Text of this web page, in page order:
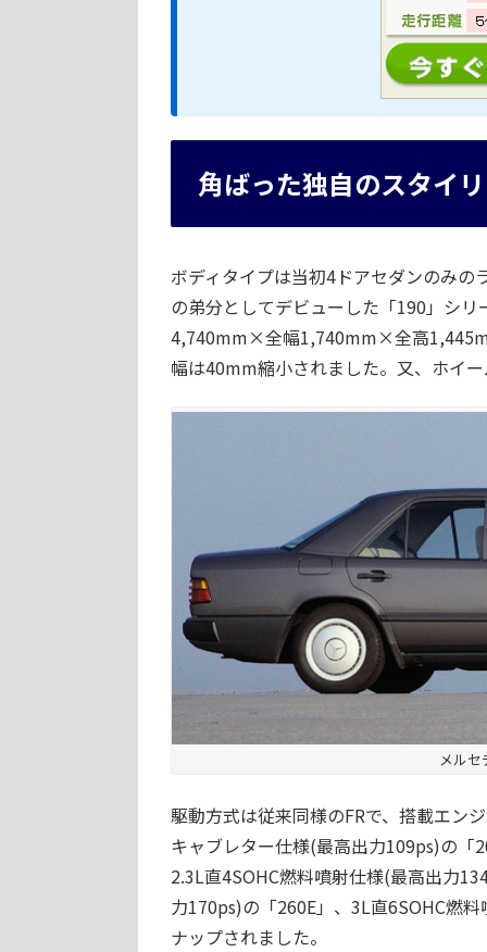
角ばった独自のスタイ
ボディタイプは当初4ドアセダンのみ
の弟分としてデビューした「190」シ
4,740mm×全幅1,740mm×全高
幅は40mm縮小されました。又、ホイ
メルセ
駆動方式は従来同様のFRで、搭載エン
キャブレター仕様(最高出力109ps)の「
2.3L直4SOHC燃料噴射仕様(最高出力
力170ps)の「260E」、3L直6SOHC燃
ナップされました。